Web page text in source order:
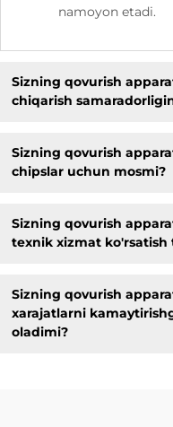
namoyon etadi.
Sizning qovurish
chiqarish
Sizning qovurish
chipslar uchun mosmi?
Sizning qovurish
texnik xizmat ko'rsatish
Sizning qovurish
xarajatlarni
oladimi?